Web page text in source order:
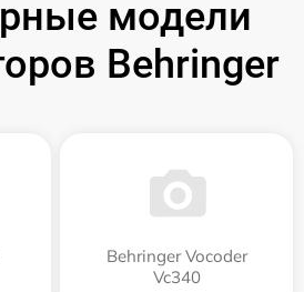
модели
Behringer
Behringer Vocoder
Vc340